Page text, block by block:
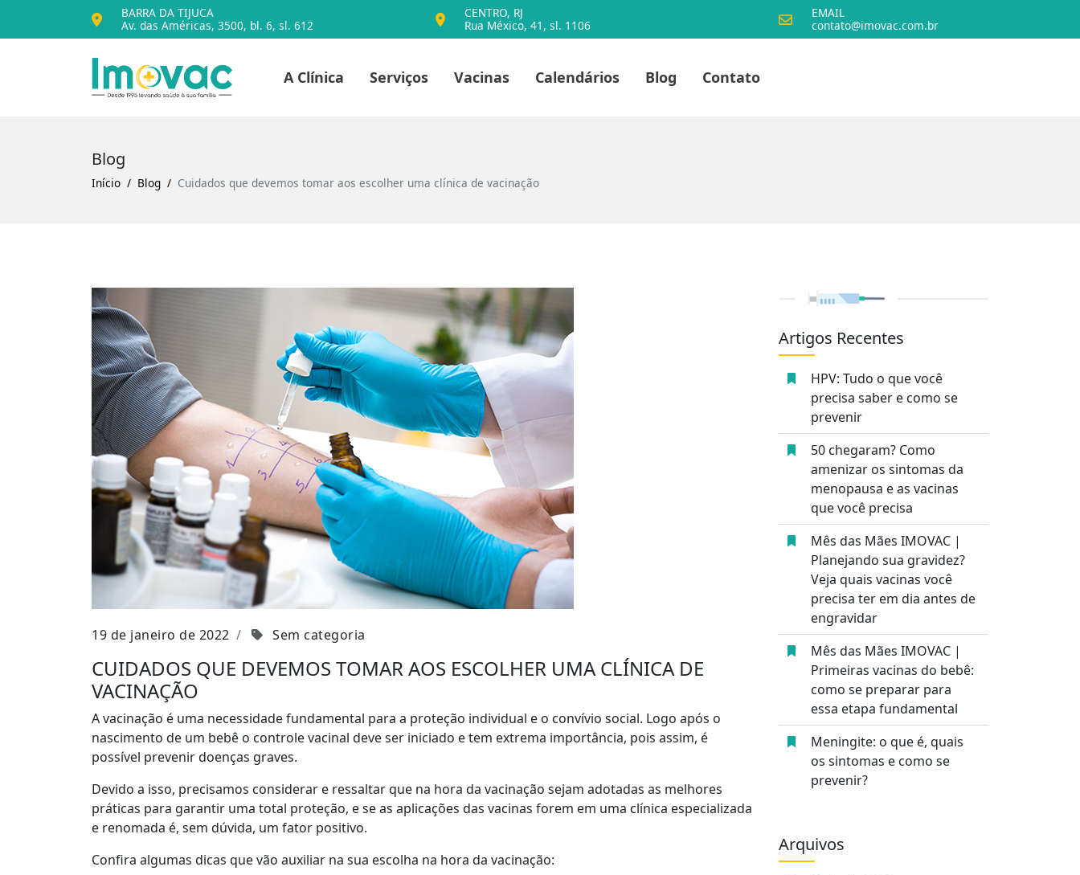
BARRA DA TIJUCA
Av. das Américas, 3500, bl. 6, sl. 612
CENTRO, RJ
Rua México, 41, sl. 1106
EMAIL
contato@imovac.com.br
Voltar para o início
A Clínica Serviços Vacinas Calendários Blog Contato
Blog
Início Blog Cuidados que devemos tomar aos escolher uma clínica de vacinação
19 de janeiro de 2022 Sem categoria
CUIDADOS QUE DEVEMOS TOMAR AOS ESCOLHER UMA CLÍNICA DE
VACINAÇÃO
A vacinação é uma necessidade fundamental para a proteção individual e o convívio social. Logo após o
nascimento de um bebê o controle vacinal deve ser iniciado e tem extrema importância, pois assim, é
possível prevenir doenças graves.
Devido a isso, precisamos considerar e ressaltar que na hora da vacinação sejam adotadas as melhores
práticas para garantir uma total proteção, e se as aplicações das vacinas forem em uma clínica especializada
e renomada é, sem dúvida, um fator positivo.
Confira algumas dicas que vão auxiliar na sua escolha na hora da vacinação:
Artigos Recentes
HPV: Tudo o que você
precisa saber e como se
prevenir
50 chegaram? Como
amenizar os sintomas da
menopausa e as vacinas
que você precisa
Mês das Mães IMOVAC |
Planejando sua gravidez?
Veja quais vacinas você
precisa ter em dia antes de
engravidar
Mês das Mães IMOVAC |
Primeiras vacinas do bebê:
como se preparar para
essa etapa fundamental
Meningite: o que é, quais
os sintomas e como se
prevenir?
Arquivos